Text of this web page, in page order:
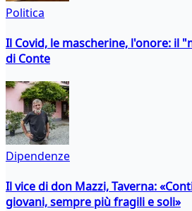
Politica
Il Covid, le mascherine, l'onore: il
di Conte
Dipendenze
Il vice di don Mazzi, Taverna:
giovani, sempre più fragili e soli»